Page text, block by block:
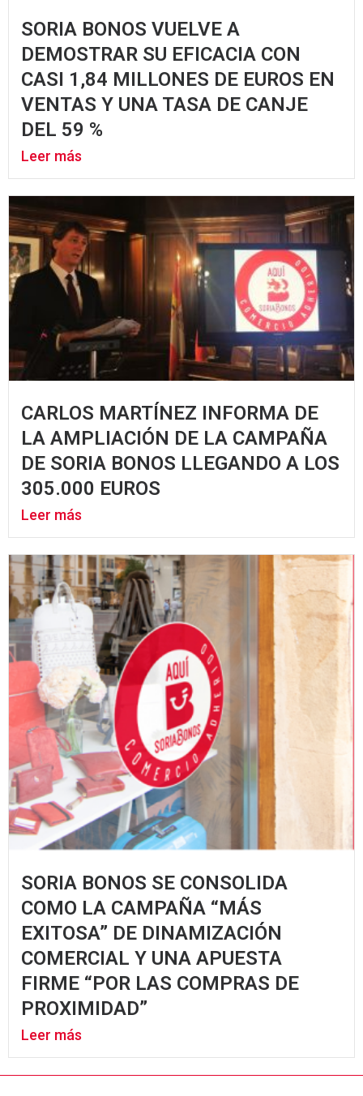
SORIA BONOS VUELVE A
DEMOSTRAR SU EFICACIA CON
CASI 1,84 MILLONES DE EUROS EN
VENTAS Y UNA TASA DE CANJE
DEL 59 %
Leer más
CARLOS MARTÍNEZ INFORMA DE
LA AMPLIACIÓN DE LA CAMPAÑA
DE SORIA BONOS LLEGANDO A LOS
305.000 EUROS
Leer más
SORIA BONOS SE CONSOLIDA
COMO LA CAMPAÑA “MÁS
EXITOSA” DE DINAMIZACIÓN
COMERCIAL Y UNA APUESTA
FIRME “POR LAS COMPRAS DE
PROXIMIDAD”
Leer más